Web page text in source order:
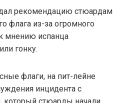
рекомендацию стюардам
флага из-за огромного
мнению испанца
гонку.
флаги, на пит-лейне
инцидента с
стюарды начали